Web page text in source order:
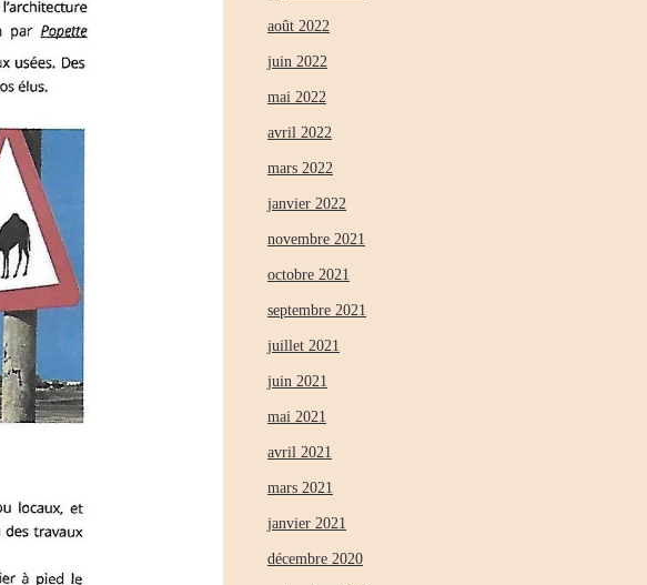
août 2022
juin 2022
mai 2022
avril 2022
mars 2022
janvier 2022
novembre 2021
octobre 2021
septembre 2021
juillet 2021
juin 2021
mai 2021
avril 2021
mars 2021
janvier 2021
décembre 2020